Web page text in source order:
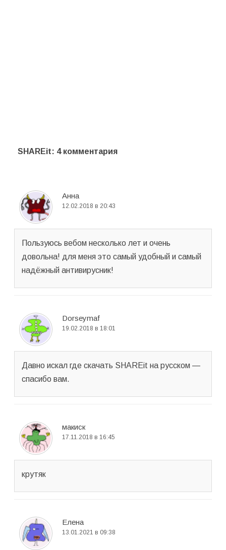
SHAREit: 4 комментария
Анна
12.02.2018 в 20:43
Пользуюсь вебом несколько лет и очень
довольна! для меня это самый удобный и самый
надёжный антивирусник!
Dorseymaf
19.02.2018 в 18:01
Давно искал где скачать SHAREit на русском —
спасибо вам.
макиск
17.11.2018 в 16:45
крутяк
Елена
13.01.2021 в 09:38